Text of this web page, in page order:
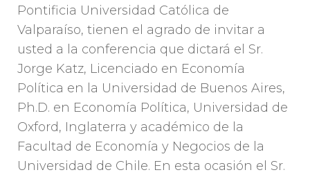
Pontificia Universidad Católica de
Valparaíso, tienen el agrado de invitar a
usted a la conferencia que dictará el Sr.
Jorge Katz, Licenciado en Economía
Política en la Universidad de Buenos Aires,
Ph.D. en Economía Política, Universidad de
Oxford, Inglaterra y académico de la
Facultad de Economía y Negocios de la
Universidad de Chile. En esta ocasión el Sr.